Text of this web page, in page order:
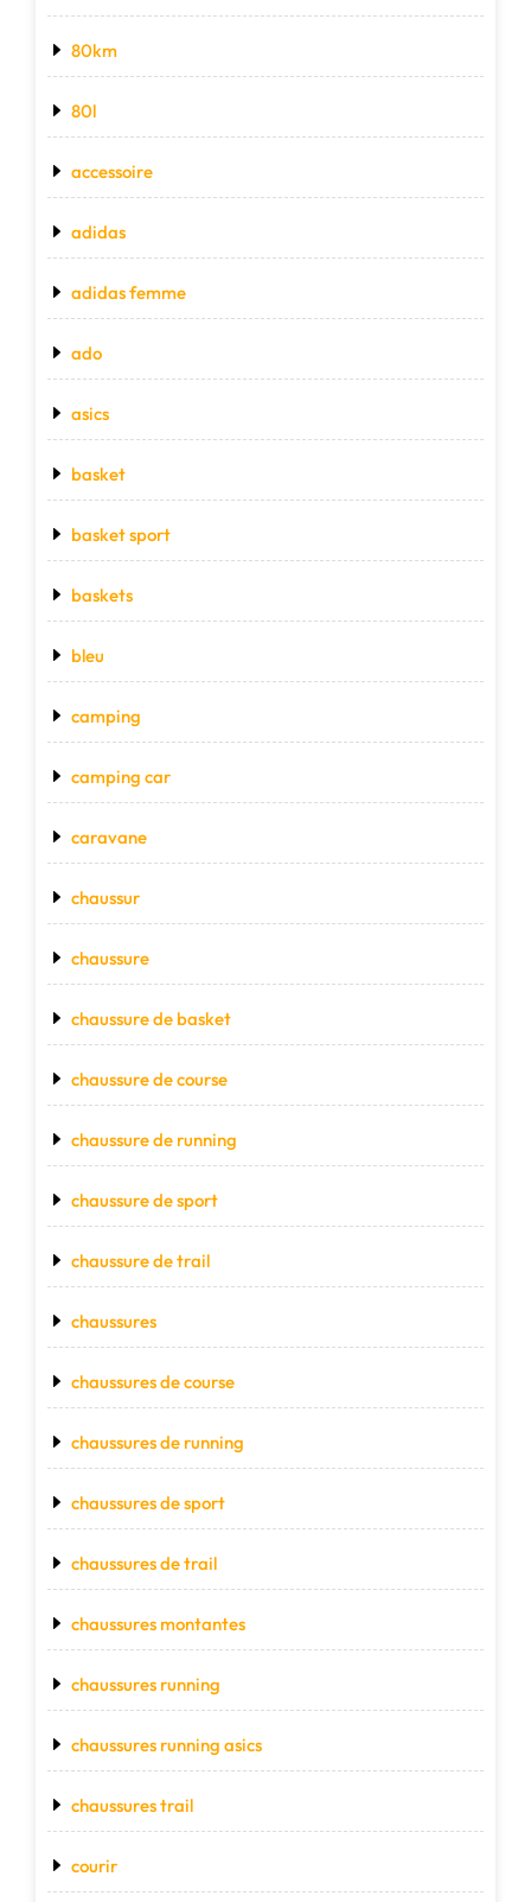
80km
80l
accessoire
adidas
adidas femme
ado
asics
basket
basket sport
baskets
bleu
camping
camping car
caravane
chaussur
chaussure
chaussure de basket
chaussure de course
chaussure de running
chaussure de sport
chaussure de trail
chaussures
chaussures de course
chaussures de running
chaussures de sport
chaussures de trail
chaussures montantes
chaussures running
chaussures running asics
chaussures trail
courir